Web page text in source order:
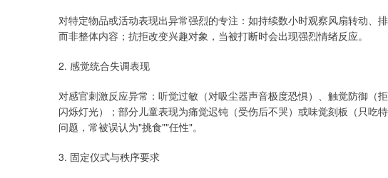
对特定物品或活动表现出异常强烈的专注：如持续数小时观察风扇转动、
而非整体内容；抗拒改变兴趣对象，当被打断时会出现强烈情绪反应。
2. 感觉统合失调表现
对感官刺激反应异常：听觉过敏（对吸尘器声音极度恐惧）、触觉防御（
闪烁灯光）；部分儿童表现为痛觉迟钝（受伤后不哭）或味觉刻板（只吃
问题，常被误认为"挑食""任性"。
3. 固定仪式与秩序要求